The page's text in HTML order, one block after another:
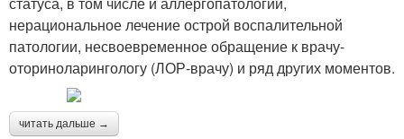
нерациональное лечение острой воспалительной
патологии, несвоевременное обращение к врачу-
оториноларингологу (ЛОР-врачу) и ряд других моментов.
читать дальше →